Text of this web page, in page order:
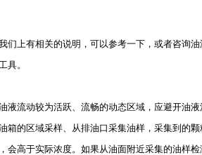
上有相关的说明，可以参考一下，或者咨询油
具。
流动较为活跃、流畅的动态区域，应避开油液
箱的区域采样、从排油口采集油样，采集到的
会高于实际浓度。如果从油面附近采集的油样